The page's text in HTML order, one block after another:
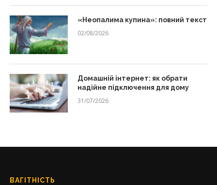
«Неопалима купина»: повний текст
02/08/2026
Домашній інтернет: як обрати
надійне підключення для дому
31/07/2026
ВАГІТНІСТЬ